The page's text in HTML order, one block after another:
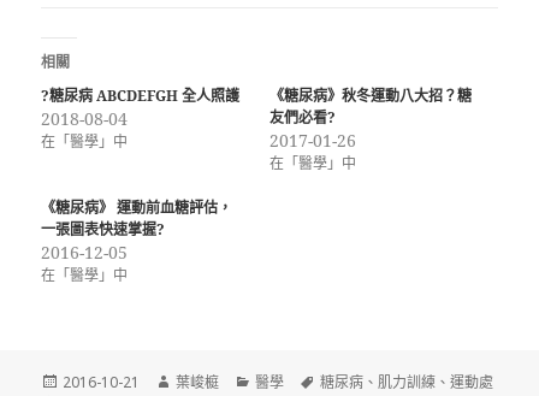
相關
?糖尿病 ABCDEFGH 全人照護
2018-08-04
在「醫學」中
《糖尿病》秋冬運動八大招？糖
友們必看?
2017-01-26
在「醫學」中
《糖尿病》 運動前血糖評估，
一張圖表快速掌握?
2016-12-05
在「醫學」中
發
2016-10-21
作
葉峻榳
分
醫學
標
糖尿病 、肌力訓練 、運動處